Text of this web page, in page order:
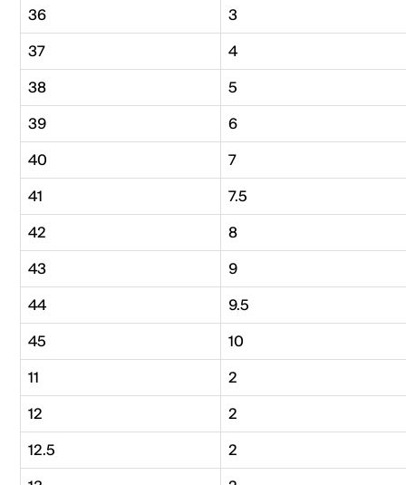
36
3
37
4
38
5
39
6
40
7
41
7.5
42
8
43
9
44
9.5
45
10
11
2
12
2
12.5
2